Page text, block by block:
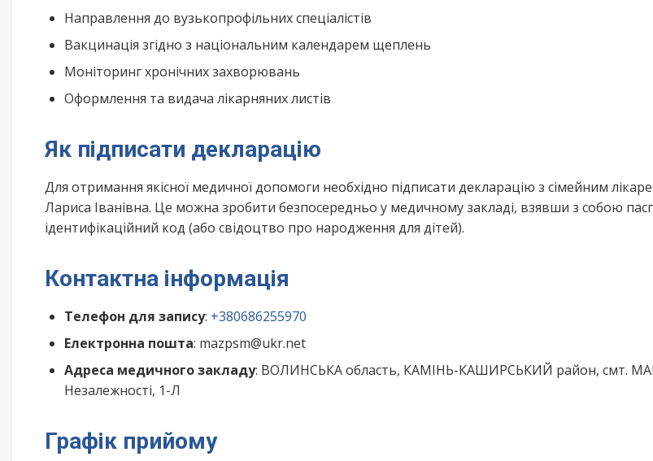
Направлення до вузькопрофільних спеціалістів
Вакцинація згідно з національним календарем щеплень
Моніторинг хронічних захворювань
Оформлення та видача лікарняних листів
Як підписати декларацію
Для отримання якісної медичної допомоги необхідно підписати декларацію з сімейним
Лариса Іванівна. Це можна зробити безпосередньо у медичному закладі, взявши з собою
ідентифікаційний код (або свідоцтво про народження для дітей).
Контактна інформація
Телефон для запису: +380686255970
Електронна пошта: mazpsm@ukr.net
Адреса медичного закладу: ВОЛИНСЬКА область, КАМІНЬ-КАШИРСЬКИЙ район, смт.
Незалежності, 1-Л
Графік прийому